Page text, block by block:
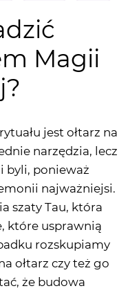
Magii
jest ołtarz na
narzędzia, lecz
byli, ponieważ
najważniejsi.
szaty Tau, która
które usprawnią
rozskupiamy
ołtarz czy też go
że budowa